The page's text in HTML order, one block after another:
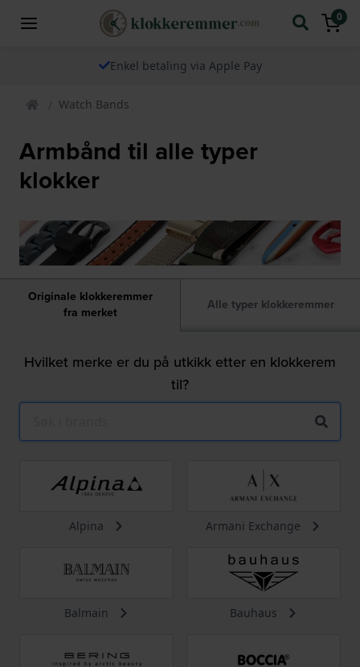
0
100 % originaleklokkeremmer fra merket
Watch Bands
Armbånd til alle typer
klokker
Originale klokkeremmer
fra merket
Alle typer klokkeremmer
Hvilket merke er du på utkikk etter en klokkerem
til?
Alpina Armani Exchange
Balmain Bauhaus